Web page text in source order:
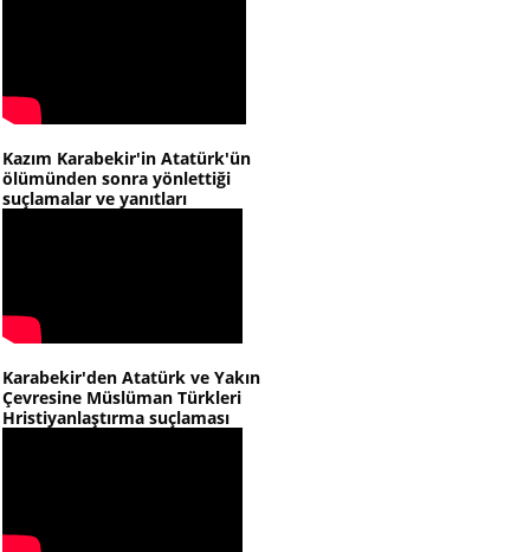
Kazım Karabekir'in Atatürk'ün
ölümünden sonra yönlettiği
suçlamalar ve yanıtları
Karabekir'den Atatürk ve Yakın
Çevresine Müslüman Türkleri
Hristiyanlaştırma suçlaması